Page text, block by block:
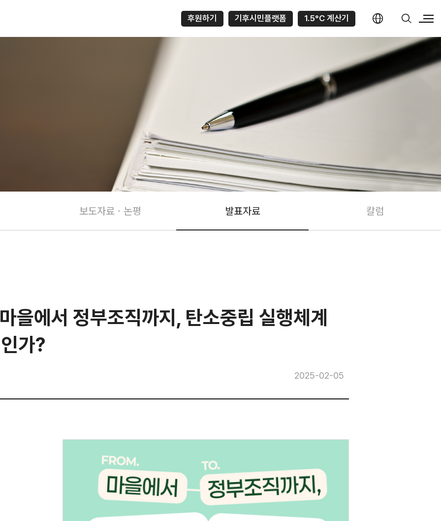
후원하기 기후시민플랫폼 1.5°C 계산기
보도자료 · 논평 발표자료 칼럼
을에서 정부조직까지, 탄소중립 실행체계
가?
2025-02-05